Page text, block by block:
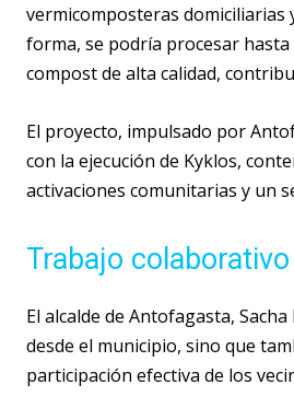
vermicomposteras domiciliarias
forma, se podría procesar
compost de alta calidad,
El proyecto, impulsado por
con la ejecución de Kyklos,
activaciones comunitarias y un
Trabajo colaborativo
El alcalde de Antofagasta,
desde el municipio, sino que
participación efectiva de los